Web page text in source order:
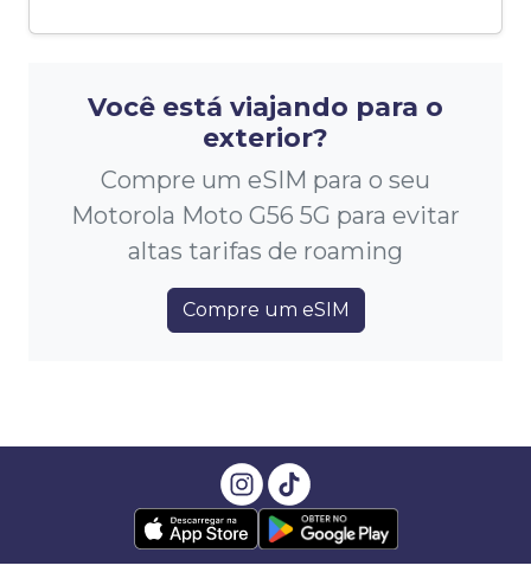
Você está viajando para o
exterior?
Compre um eSIM para o seu
Motorola Moto G56 5G para evitar
altas tarifas de roaming
Compre um eSIM